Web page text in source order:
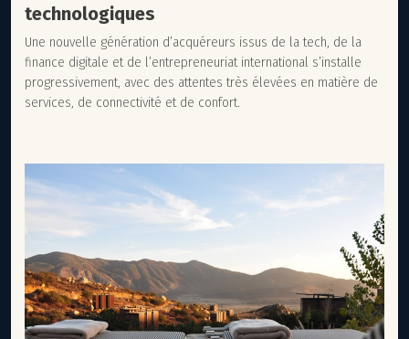
technologiques
Une nouvelle génération d’acquéreurs issus de la tech, de la
finance digitale et de l’entrepreneuriat international s’installe
progressivement, avec des attentes très élevées en matière de
services, de connectivité et de confort.